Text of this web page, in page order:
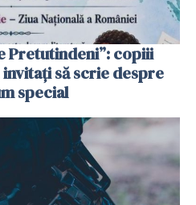
Pretutindeni”: copiii
să scrie despre
special